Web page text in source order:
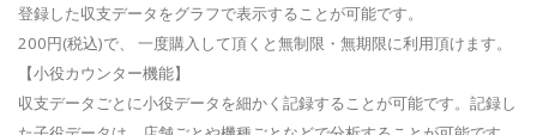
登録した収支データをグラフで表示することが可能です。
200円(税込)で、 一度購入して頂くと無制限・無期限に利用頂けます。
【小役カウンター機能】
収支データごとに小役データを細かく記録することが可能です。記録し